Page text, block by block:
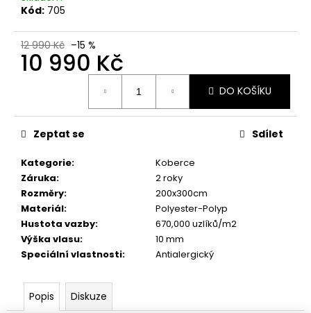
Kód: 705
12 990 Kč –15 %
10 990 Kč
DO KOŠÍKU
Kategorie:
Koberce
Záruka:
2 roky
Rozměry:
200x300cm
Materiál:
Polyester-Polyp
Hustota vazby:
670,000 uzlíků/m2
Výška vlasu:
10 mm
Speciální vlastnosti: Antialergický
Zeptat se Sdílet
Popis Diskuze
č
u
j
e
SEDEF
FLOWERS
200×300
10
990
Kč
Původně:
12
990
Kč